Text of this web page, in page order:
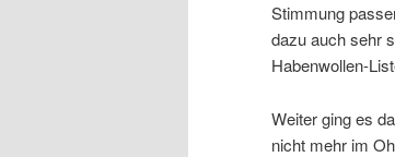
Stimmung
dazu auch sehr
Habenwollen-
Weiter ging es
nicht mehr im